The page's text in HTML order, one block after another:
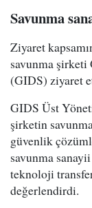
Savunma
Ziyaret
savunma
(GIDS) ziyaret
GIDS Üst
şirketin
güvenlik
savunma
teknoloji
değerlendirdi.